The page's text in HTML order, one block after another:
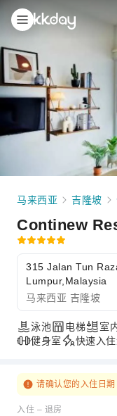
马来西亚 吉隆坡
Continew
315 Jalan Tun
Lumpur,Malaysia
马来西亚 吉隆坡
泳池 电梯 室
健身室
快速入
请确认您的入住日期
入住 – 退房